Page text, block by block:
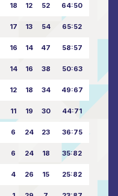
18 12 52 64:50
17 13 54 65:52
16 14 47 58:57
14 16 38 50:63
12 18 34 49:67
11 19 30 44:71
6 24 23 36:75
6 24 18 35:82
4 26 15 25:82